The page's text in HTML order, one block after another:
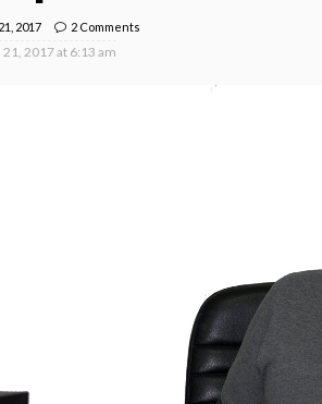
2017 2 Comments
21, 2017 at 6:13 am